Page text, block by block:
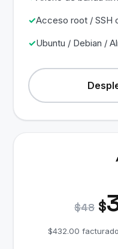
Acceso root / SSH
Ubuntu / Debian /
$48 $
$432.00